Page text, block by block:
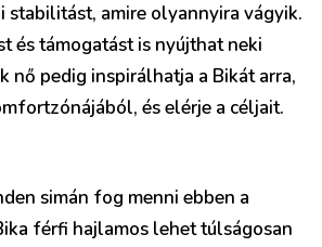
stabilitást, amire olyannyira vágyik.
és támogatást is nyújthat neki
nő pedig inspirálhatja a Bikát arra,
és elérje a céljait.
simán fog menni ebben a
férfi hajlamos lehet túlságosan